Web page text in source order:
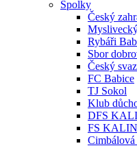
Spolky
Český
Rybáři
Sbor
Český
FC Babice
TJ Sokol
Klub
DFS
FS
Cimbálová